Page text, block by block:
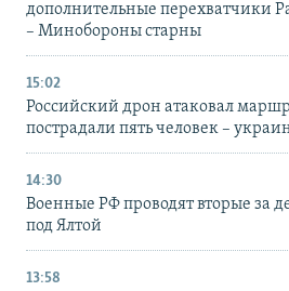
дополнительные перехватчики
– Минобороны старны
15:02
Российский дрон атаковал
пострадали пять человек –
14:30
Военные РФ проводят вторые за
под Ялтой
13:58